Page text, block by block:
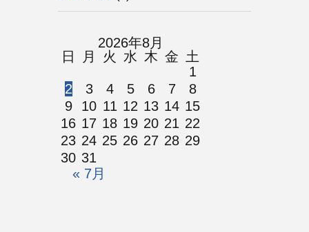
2026年8月
日
月 火 水 木 金 土
« 7月
1
2
3 4 5 6 7
8
9
10 11 12 13 14 15
16 17 18 19 20 21 22
23 24 25 26 27 28 29
30 31